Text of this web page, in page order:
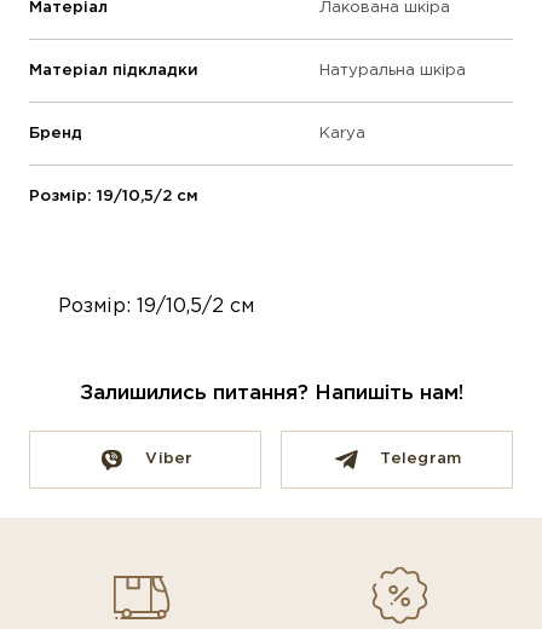
Матеріал Лакована шкіра
Матеріал підкладки Натуральна шкіра
Бренд Karya
Розмір: 19/10,5/2 см
Розмір: 19/10,5/2 см
Залишились питання? Напишіть нам!
Viber Telegram